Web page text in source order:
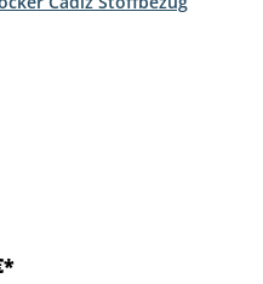
Option ist zurzeit nicht